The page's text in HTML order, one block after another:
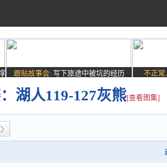
跟贴故事会: 写下旅途中被坑的经历 不正常
湖人119-127灰熊[查看图集]